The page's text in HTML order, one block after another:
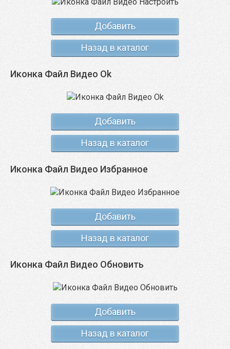
Добавить
Назад в каталог
Иконка Файл Видео Ok
Добавить
Назад в каталог
Иконка Файл Видео Избранное
Добавить
Назад в каталог
Иконка Файл Видео Обновить
Добавить
Назад в каталог